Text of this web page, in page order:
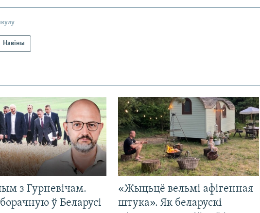
Навіны
з Гурневічам.
ў Беларусі
«Жыцьцё вельмі афігенная
штука». Як беларускі